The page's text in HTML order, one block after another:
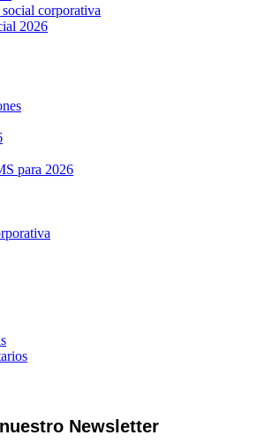
corporativa
2026
para 2026
Newsletter